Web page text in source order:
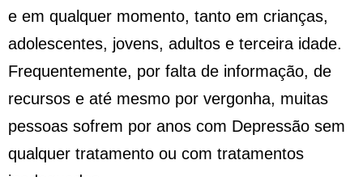
e em qualquer momento, tanto em crianças,
adolescentes, jovens, adultos e terceira idade.
Frequentemente, por falta de informação, de
recursos e até mesmo por vergonha, muitas
pessoas sofrem por anos com Depressão sem
qualquer tratamento ou com tratamentos